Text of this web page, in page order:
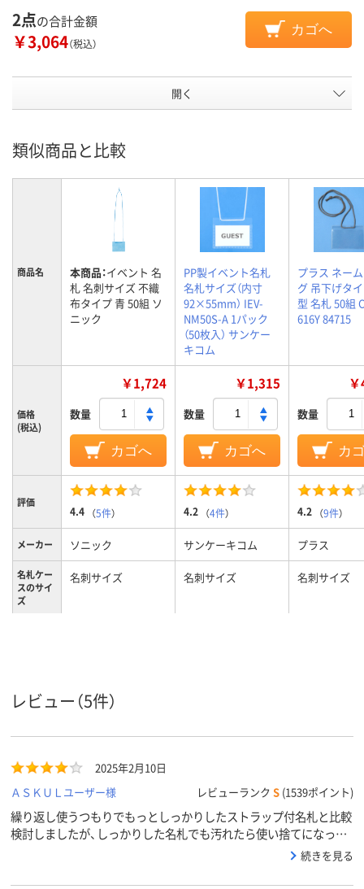
2点の合計金額
￥3,064（税込）
カゴへ
開く
類似商品と比較
商品名 本商品：イベント 名
札 名刺サイズ 不織
布タイプ 青 50組 ソ
ニック
PP製イベント名札
名札サイズ（内寸
92×55mm） IEV-
NM50S-A 1パック
（50枚入） サンケー
キコム
プラス ネー
グ 吊下げタ
型 名札 50組
616Y 84715
価格
(税込)
￥1,724
数量
カゴへ
￥1,315
数量
カゴへ
数量
カ
評価
4.4 （5件） 4.2 （4件） 4.2 （9件）
メーカー ソニック サンケーキコム プラス
名札ケー
スのサイ
ズ
名刺サイズ 名刺サイズ 名刺サイズ
レビュー（5件）
2025年2月10日
ＡＳＫＵＬユーザー様
レビューランク S (1539ポイント)
繰り返し使うつもりでもっとしっかりしたストラップ付名札と比較
検討しましたが、しっかりした名札でも汚れたら使い捨てになって
しまうため、だったら割り切って使い捨てにした方が毎年気持ちよ
続きを見る